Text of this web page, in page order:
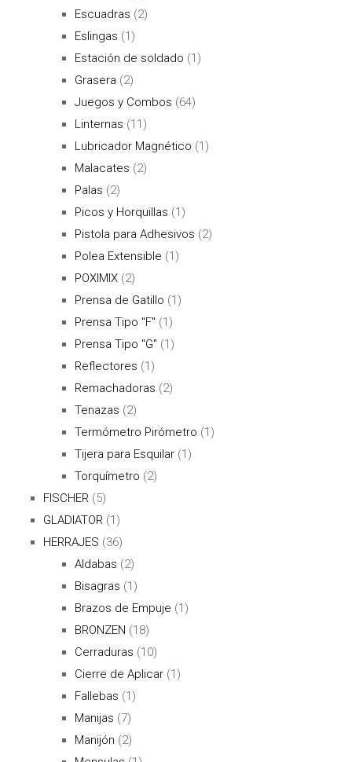
Escuadras (2)
Eslingas (1)
Estación de soldado (1)
Grasera (2)
Juegos y Combos (64)
Linternas (11)
Lubricador Magnético (1)
Malacates (2)
Palas (2)
Picos y Horquillas (1)
Pistola para Adhesivos (2)
Polea Extensible (1)
POXIMIX (2)
Prensa de Gatillo (1)
Prensa Tipo "F" (1)
Prensa Tipo "G" (1)
Reflectores (1)
Remachadoras (2)
Tenazas (2)
Termómetro Pirómetro (1)
Tijera para Esquilar (1)
Torquímetro (2)
FISCHER (5)
GLADIATOR (1)
HERRAJES (36)
Aldabas (2)
Bisagras (1)
Brazos de Empuje (1)
BRONZEN (18)
Cerraduras (10)
Cierre de Aplicar (1)
Fallebas (1)
Manijas (7)
Manijón (2)